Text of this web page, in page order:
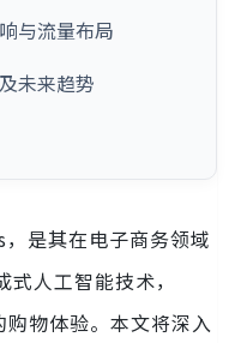
与流量布局
未来趋势
是其在电子商务领域
人工智能技术，
物体验。本文将深入